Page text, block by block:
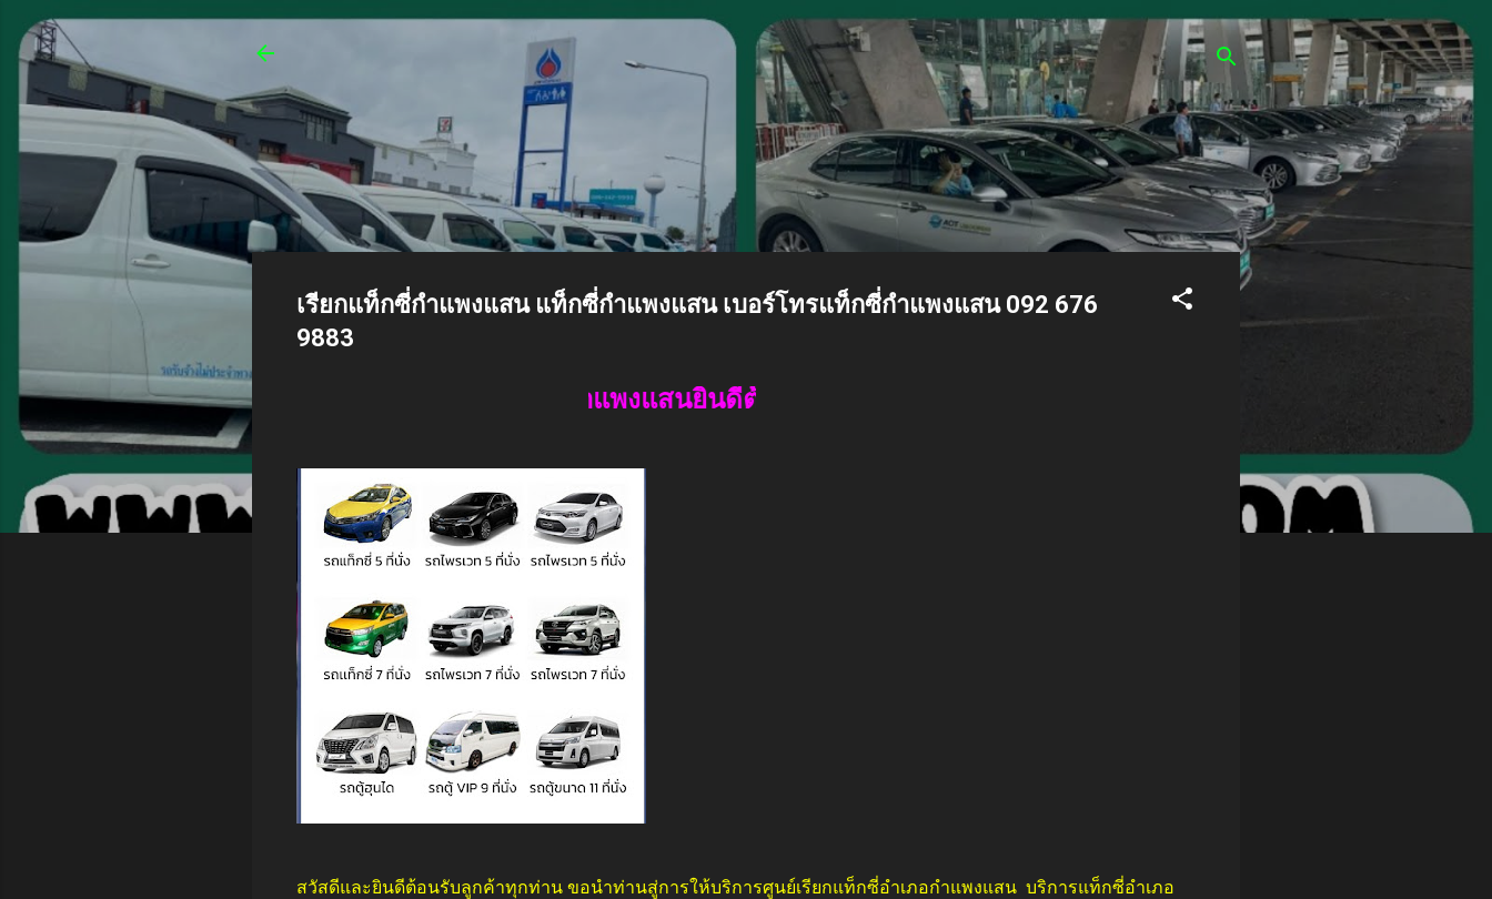
ข้ามไปที่เนื้อหาหลัก
ศูนย์เรียกแท็กซี่ รถตู้24 ชั่วโมง บริการรถเล็ก 4 ที่นั่ง บริการรถใหญ่ 7 ที่นั่ง
บริการรถตู้ van VIP
ศูนย์เรียกแท็กซี่ เบอร์โทรแท็กซี่ บริการแท็กซี่ 24 ชั่วโมง จองแท็กซี่ล่วงหน้า เรียกแท็กซี่ด่วน บริการแท็กซี่ในสนามบิน
หรือ จองแท็กซี่ไปสนามบินและต่างจังหวัด 24 ชั่วโมง บริการรถใหม่สะอาด บริการรถเล็ก 5 ที่นั่ง บริการรถใหญ่ 7 ที่นั่ง
บริการรถตู้ van VIP ทีมงานมีรถให้บริการรองรับลูกค้าทุกพื้นที่ทั่วไทย ทุกจังหวัดทั่วประเทศ และรองรับทุกกิจกรรมการเดิน
ทางของลูกค้า สะดวกและปลอดภัย บันทึกประวัติคนขับรถทะเบียนรถทุกครั้งที่ใช้บริการ เชิญเรียกใช้บริการได้เลยค่ะ
เรียกแท็กซี่กำแพงแสน แท็กซี่กำแพงแสน เบอร์โทรแท็กซี่กําแพงแสน 092 676
9883
ศูนย์เรียกแท็กซี่อำเภอกำแพงแสนยินดีต้อนรับค่ะ
สวัสดีและยินดีต้อนรับลูกค้าทุกท่าน ขอนำท่านสู่การให้บริการศูนย์เรียกแท็กซี่อำเภอกำแพงแสน บริการแท็กซี่อำเภอ